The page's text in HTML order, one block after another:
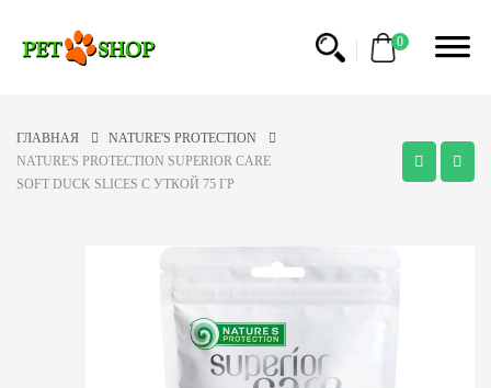
0
ГЛАВНАЯ
NATURE'S PROTECTION
NATURE'S PROTECTION SUPERIOR CARE
SOFT DUCK SLICES С УТКОЙ 75 ГР